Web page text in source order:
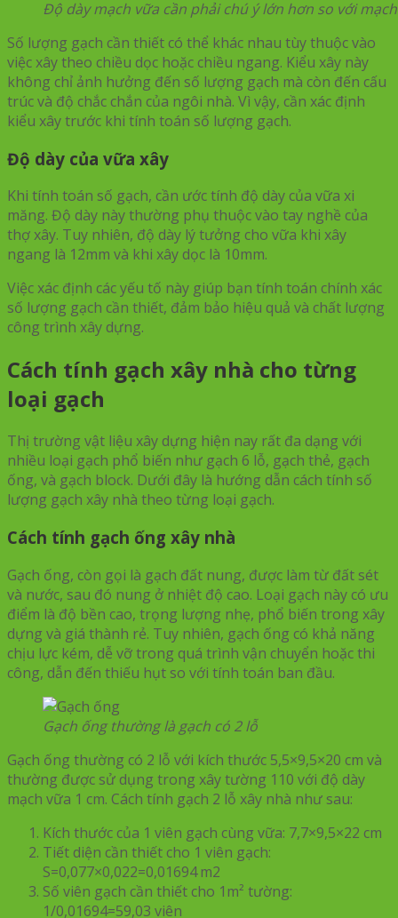
Độ dày mạch vữa cần phải chú ý lớn hơn so với
Số lượng gạch cần thiết có thể khác nhau tùy thuộc vào
việc xây theo chiều dọc hoặc chiều ngang. Kiểu xây này
không chỉ ảnh hưởng đến số lượng gạch mà còn đến cấu
trúc và độ chắc chắn của ngôi nhà. Vì vậy, cần xác định
kiểu xây trước khi tính toán số lượng gạch.
Độ dày của vữa xây
Khi tính toán số gạch, cần ước tính độ dày của vữa xi
măng. Độ dày này thường phụ thuộc vào tay nghề của
thợ xây. Tuy nhiên, độ dày lý tưởng cho vữa khi xây
ngang là 12mm và khi xây dọc là 10mm.
Việc xác định các yếu tố này giúp bạn tính toán chính xác
số lượng gạch cần thiết, đảm bảo hiệu quả và chất lượng
công trình xây dựng.
Cách tính gạch xây nhà cho từng
loại gạch
Thị trường vật liệu xây dựng hiện nay rất đa dạng với
nhiều loại gạch phổ biến như gạch 6 lỗ, gạch thẻ, gạch
ống, và gạch block. Dưới đây là hướng dẫn cách tính số
lượng gạch xây nhà theo từng loại gạch.
Cách tính gạch ống xây nhà
Gạch ống, còn gọi là gạch đất nung, được làm từ đất sét
và nước, sau đó nung ở nhiệt độ cao. Loại gạch này có ưu
điểm là độ bền cao, trọng lượng nhẹ, phổ biến trong xây
dựng và giá thành rẻ. Tuy nhiên, gạch ống có khả năng
chịu lực kém, dễ vỡ trong quá trình vận chuyển hoặc thi
công, dẫn đến thiếu hụt so với tính toán ban đầu.
Gạch ống thường là gạch có 2 lỗ
Gạch ống thường có 2 lỗ với kích thước 5,5×9,5×20 cm và
thường được sử dụng trong xây tường 110 với độ dày
mạch vữa 1 cm. Cách tính gạch 2 lỗ xây nhà như sau:
Kích thước của 1 viên gạch cùng vữa: 7,7×9,5×22 cm
Tiết diện cần thiết cho 1 viên gạch:
S=0,077×0,022=0,01694 m2
Số viên gạch cần thiết cho 1m² tường:
1/0,01694=59,03 viên